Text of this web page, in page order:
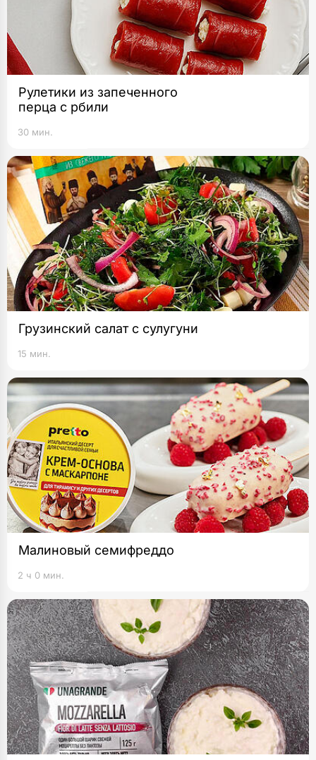
Рулетики из запеченного
перца c рбили
30 мин.
Грузинский салат с сулугуни
15 мин.
Малиновый семифреддо
2 ч 0 мин.